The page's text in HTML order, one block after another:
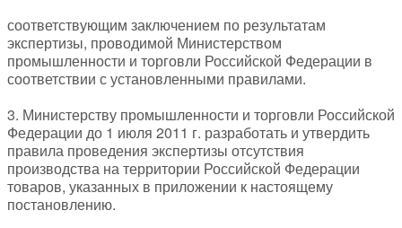
соответствующим заключением по результатам
экспертизы, проводимой Министерством
промышленности и торговли Российской Федерации в
соответствии с установленными правилами.
3. Министерству промышленности и торговли Российской
Федерации до 1 июля 2011 г. разработать и утвердить
правила проведения экспертизы отсутствия
производства на территории Российской Федерации
товаров, указанных в приложении к настоящему
постановлению.